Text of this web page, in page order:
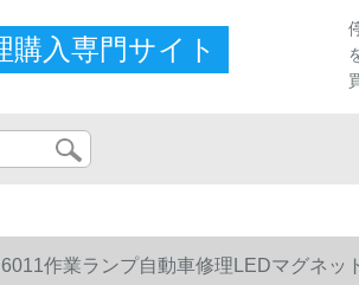
購入専門サイト
作業ランプ自動車修理LEDマグネ